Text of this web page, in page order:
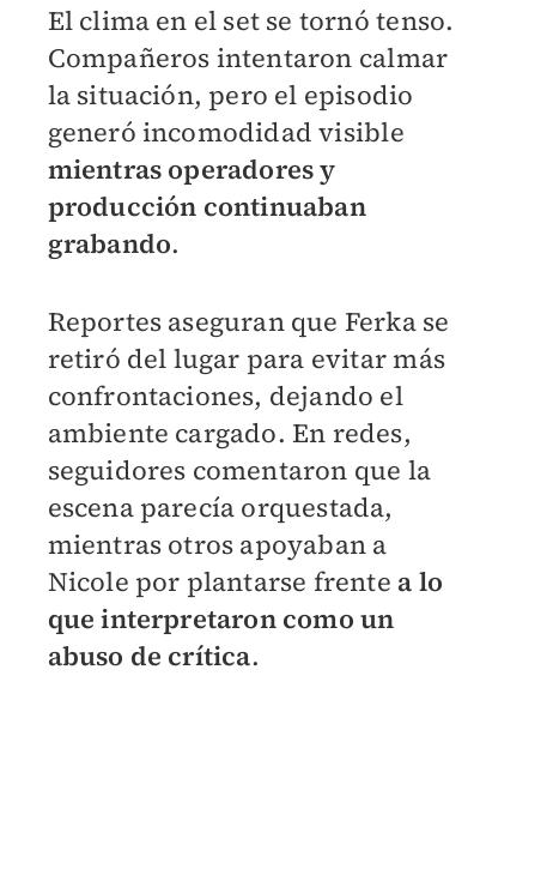
El clima en el set se tornó tenso.
Compañeros intentaron calmar
la situación, pero el episodio
generó incomodidad visible
mientras operadores y
producción continuaban
grabando.
Reportes aseguran que Ferka se
retiró del lugar para evitar más
confrontaciones, dejando el
ambiente cargado. En redes,
seguidores comentaron que la
escena parecía orquestada,
mientras otros apoyaban a
Nicole por plantarse frente a lo
que interpretaron como un
abuso de crítica.